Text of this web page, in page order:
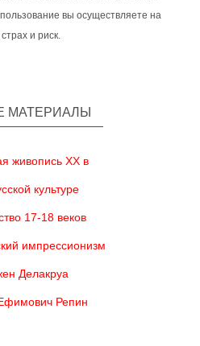
вы осуществляете на
и риск.
МАТЕРИАЛЫ
живопись XX в
культуре
17-18 веков
импрессионизм
Делакруа
Репин